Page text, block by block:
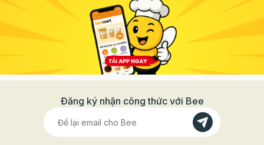
Đăng ký nhận công thức với Bee